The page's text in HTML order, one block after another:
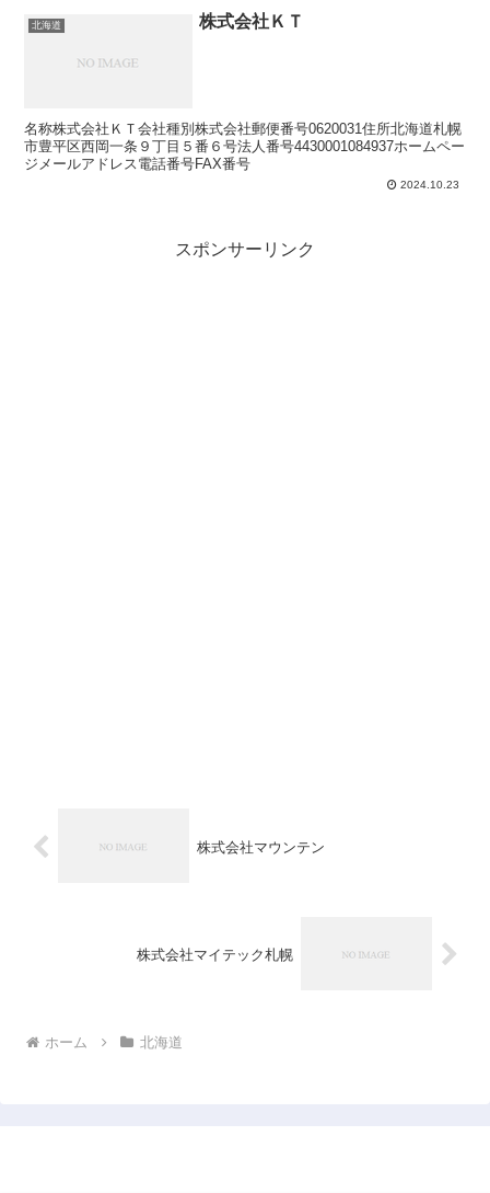
北海道 株式会社ＫＴ
名称株式会社ＫＴ会社種別株式会社郵便番号0620031住所北海道札幌
市豊平区西岡一条９丁目５番６号法人番号4430001084937ホームペー
ジメールアドレス電話番号FAX番号
2024.10.23
スポンサーリンク
株式会社マウンテン
株式会社マイテック札幌
ホーム 北海道